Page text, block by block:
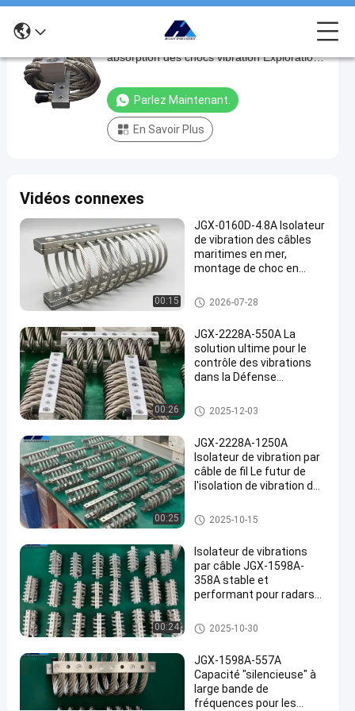
Montage
anti-
vibration
câble
des
chocs
vibration
Exploration
pétrolière
Véhicules
blindés
Amortisseur
de vibration de
câble
métallique
2024-
07-24
515
points
Parlez
Maintenant.
Amortisseur
de
vibrations
#
Amortissement
de câbles
métalliques
#
Amortisseur
de
de câbles
Montage anti-vibration câble à câble
absorption des chocs vibration Exploration
Parlez Maintenant.
En Savoir Plus
Vidéos connexes
00:15
JGX-0160D-4.8A Isolateur
de vibration des câbles
maritimes en mer,
montage de choc en
maintenance
Amortisseur de vibration de câ
ble métallique
2026-07-28
00:26
JGX-2228A-550A La
solution ultime pour le
contrôle des vibrations
dans la Défense
industrielle de pointe
Amortisseur de vibration de câ
ble métallique
2025-12-03
00:25
JGX-2228A-1250A
Isolateur de vibration par
câble de fil Le futur de
l'isolation de vibration des
Amortisseur de vibration de câ
ble métallique
2025-10-15
00:24
Isolateur de vibrations
par câble JGX-1598A-
358A stable et
performant pour radars
équipements de
navigation
Amortisseur de vibration de câ
ble métallique
2025-10-30
JGX-1598A-557A
Capacité "silencieuse" à
large bande de
fréquences pour les